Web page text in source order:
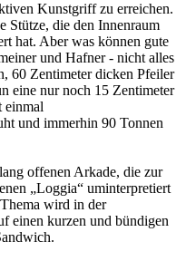
Kunstgriff zu erreichen.
Stütze, die den Innenraum
hat. Aber was können gute
und Hafner - nicht alles
60 Zentimeter dicken Pfeiler
eine nur noch 15 Zentimeter
einmal
und immerhin 90 Tonnen
offenen Arkade, die zur
„Loggia“ uminterpretiert
wird in der
einen kurzen und bündigen